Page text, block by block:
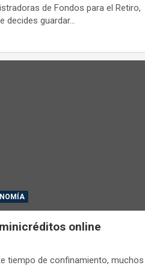
de Fondos para el Retiro,
decides guardar…
online
tiempo de confinamiento, muchos